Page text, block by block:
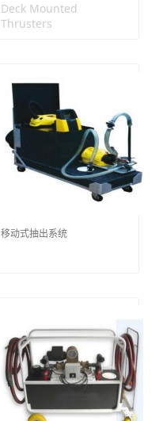
Deck Mounted
Thrusters
移动式抽出系统